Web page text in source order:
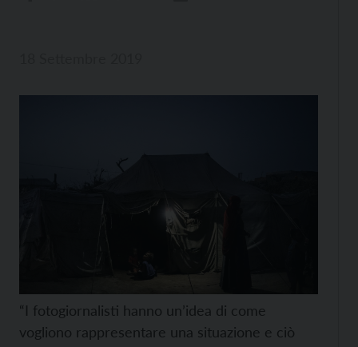
“I fotogiornalisti hanno un’idea di come
vogliono rappresentare una situazione e ciò